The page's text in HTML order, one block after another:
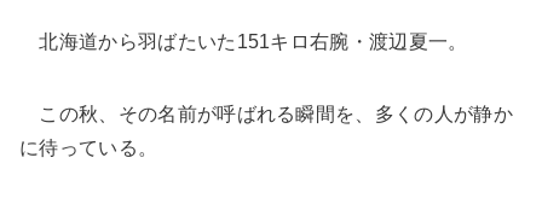
北海道から羽ばたいた151キロ右腕・渡辺夏一。
この秋、その名前が呼ばれる瞬間を、多くの人が静か
に待っている。